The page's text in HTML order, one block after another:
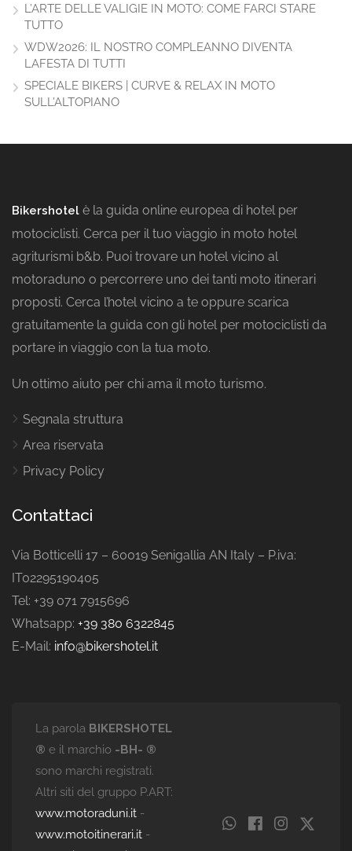
L’ARTE DELLE VALIGIE IN MOTO: COME FARCI STARE
TUTTO
WDW2026: IL NOSTRO COMPLEANNO DIVENTA
LAFESTA DI TUTTI
SPECIALE BIKERS | CURVE & RELAX IN MOTO
SULL’ALTOPIANO
Bikershotel è la guida online europea di hotel per
motociclisti. Cerca per il tuo viaggio in moto hotel
agriturismi b&b. Puoi trovare un hotel vicino al
motoraduno o percorrere uno dei tanti moto itinerari
proposti. Cerca l’hotel vicino a te oppure scarica
gratuitamente la guida con gli hotel per motociclisti da
portare in viaggio con la tua moto.
Un ottimo aiuto per chi ama il moto turismo.
Segnala struttura
Area riservata
Privacy Policy
Contattaci
Via Botticelli 17 – 60019 Senigallia AN Italy – P.iva:
IT02295190405
Tel: +39 071 7915696
Whatsapp: +39 380 6322845
E-Mail: info@bikershotel.it
La parola BIKERSHOTEL
® e il marchio -BH- ®
sono marchi registrati.
Altri siti del gruppo P.ART:
www.motoraduni.it -
www.motoitinerari.it -